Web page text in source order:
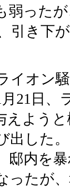
弱った
引き下
イオン
21日、
えよう
出した
邸内を
ったが